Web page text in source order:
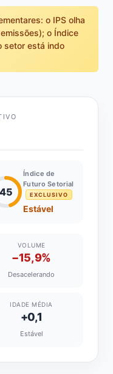
o IPS olha
o Índice
setor está indo
45
Índice de
Futuro Setorial
EXCLUSIVO
Estável
VOLUME
−15,9%
Desacelerando
IDADE MÉDIA
+0,1
Estável